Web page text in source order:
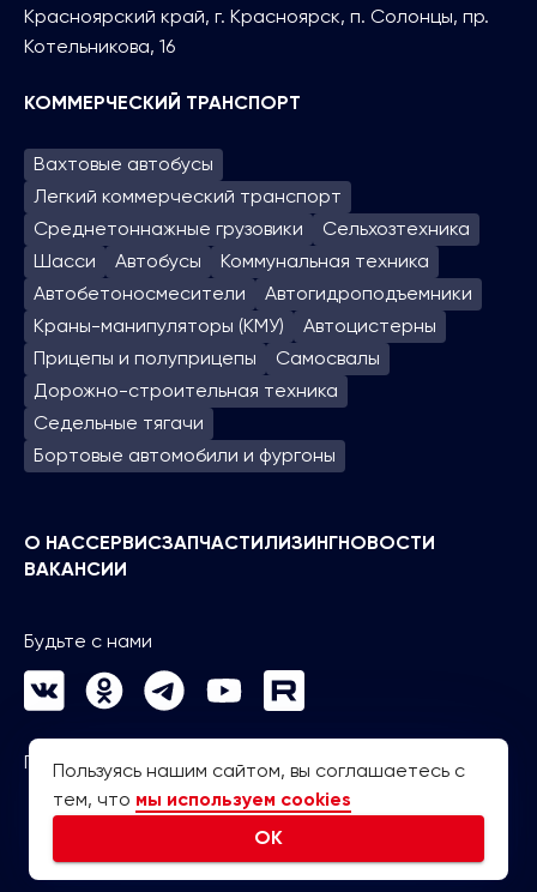
Красноярский край, г. Красноярск, п. Солонцы, пр.
Котельникова, 16
КОММЕРЧЕСКИЙ ТРАНСПОРТ
Вахтовые автобусы
Легкий коммерческий транспорт
Среднетоннажные грузовики
Сельхозтехника
Шасси
Автобусы
Коммунальная техника
Автобетоносмесители
Автогидроподъем­ники
Краны-манипуляторы (КМУ)
Автоцистерны
Прицепы и полуприцепы
Самосвалы
Дорожно-строительная техника
Седельные тягачи
Бортовые автомобили и фургоны
О НАССЕРВИСЗАПЧАСТИ ЛИЗИНГНОВОСТИ
ВАКАНСИИ
Будьте с нами
Политика конфиденциальности
Пользуясь нашим сайтом, вы соглашаетесь с
тем, что мы используем cookies
OK